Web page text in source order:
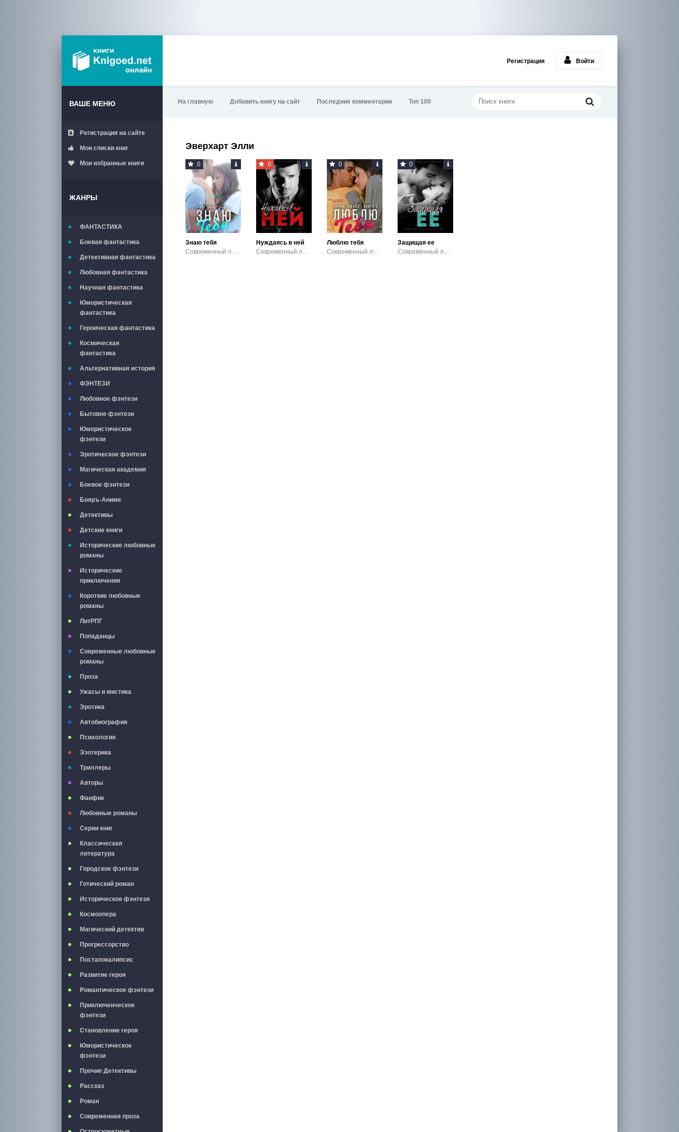
Регистрация Войти
ВАШЕ МЕНЮ
Регистрация на сайте
Мои списки книг
Мои избранные книги
ЖАНРЫ
ФАНТАСТИКА
Боевая фантастика
Детективная фантастика
Любовная фантастика
Научная фантастика
Юмористическая
фантастика
Героическая фантастика
Космическая
фантастика
Альтернативная история
ФЭНТЕЗИ
Любовное фэнтези
Бытовое фэнтези
Юмористическое
фэнтези
Эротическое фэнтези
Магическая академия
Боевое фэнтези
Бояръ-Аниме
Детективы
Детские книги
Исторические любовные
романы
Исторические
приключения
Короткие любовные
романы
ЛитРПГ
Попаданцы
Современные любовные
романы
Проза
Ужасы и мистика
Эротика
Автобиография
Психология
Эзотерика
Триллеры
Авторы
Фанфик
Любовные романы
Серии книг
Классическая
литература
Городское фэнтези
Готический роман
Историческое фэнтези
Космоопера
Магический детектив
Прогрессорство
Постапокалипсис
Развитие героя
Романтическое фэнтези
Приключенческое
фэнтези
Становление героя
Юмористическое
фэнтези
Прочие Детективы
Рассказ
Роман
Современная проза
На главную Добавить книгу на сайт Последние комментарии Топ 100
Эверхарт Элли
0
Знаю тебя
Современный любовный роман
0
Нуждаясь в ней
Современный любовный роман / Эротика
0
Люблю тебя
Современный любовный роман
0
Защищая ее
Современный любовный роман / Эротика